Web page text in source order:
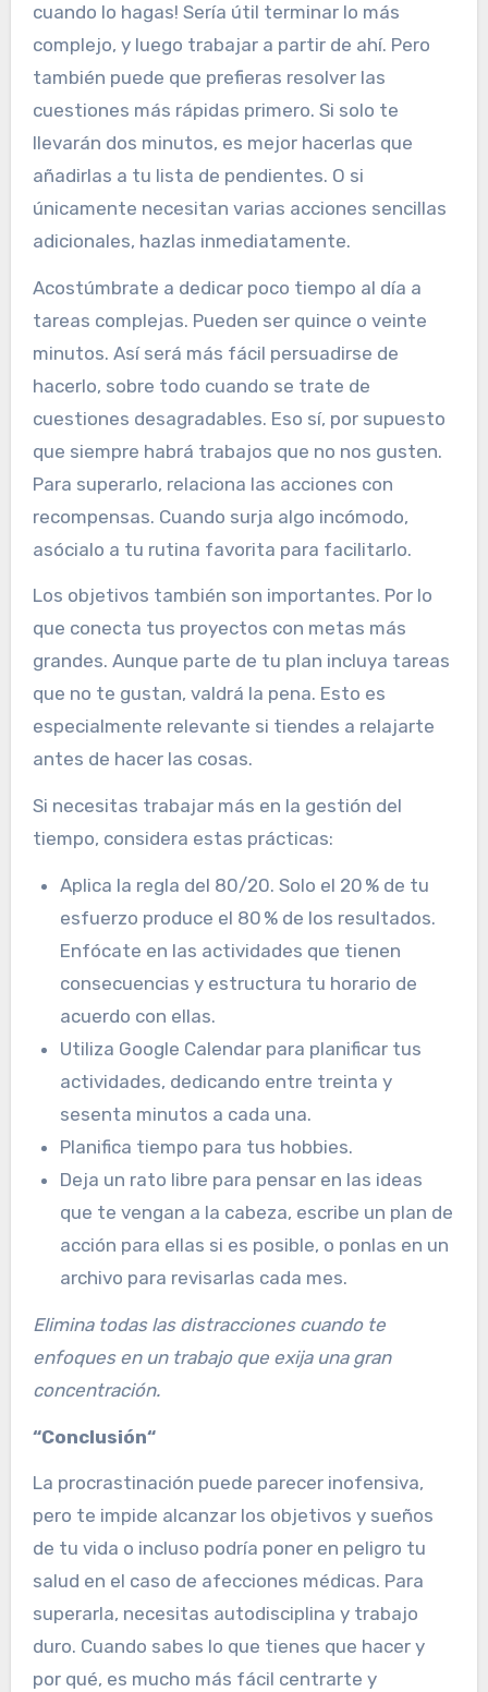
cuando lo hagas! Sería útil terminar lo más
complejo, y luego trabajar a partir de ahí. Pero
también puede que prefieras resolver las
cuestiones más rápidas primero. Si solo te
llevarán dos minutos, es mejor hacerlas que
añadirlas a tu lista de pendientes. O si
únicamente necesitan varias acciones sencillas
adicionales, hazlas inmediatamente.
Acostúmbrate a dedicar poco tiempo al día a
tareas complejas. Pueden ser quince o veinte
minutos. Así será más fácil persuadirse de
hacerlo, sobre todo cuando se trate de
cuestiones desagradables. Eso sí, por supuesto
que siempre habrá trabajos que no nos gusten.
Para superarlo, relaciona las acciones con
recompensas. Cuando surja algo incómodo,
asócialo a tu rutina favorita para facilitarlo.
Los objetivos también son importantes. Por lo
que conecta tus proyectos con metas más
grandes. Aunque parte de tu plan incluya tareas
que no te gustan, valdrá la pena. Esto es
especialmente relevante si tiendes a relajarte
antes de hacer las cosas.
Si necesitas trabajar más en la gestión del
tiempo, considera estas prácticas:
Aplica la regla del 80/20. Solo el 20 % de tu
esfuerzo produce el 80 % de los resultados.
Enfócate en las actividades que tienen
consecuencias y estructura tu horario de
acuerdo con ellas.
Utiliza Google Calendar para planificar tus
actividades, dedicando entre treinta y
sesenta minutos a cada una.
Planifica tiempo para tus hobbies.
Deja un rato libre para pensar en las ideas
que te vengan a la cabeza, escribe un plan de
acción para ellas si es posible, o ponlas en un
archivo para revisarlas cada mes.
Elimina todas las distracciones cuando te
enfoques en un trabajo que exija una gran
concentración.
“Conclusión“
La procrastinación puede parecer inofensiva,
pero te impide alcanzar los objetivos y sueños
de tu vida o incluso podría poner en peligro tu
salud en el caso de afecciones médicas. Para
superarla, necesitas autodisciplina y trabajo
duro. Cuando sabes lo que tienes que hacer y
por qué, es mucho más fácil centrarte y